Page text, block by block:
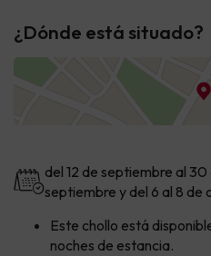
¿Dónde está situado?
del 12 de septiembre al
septiembre y del 6 al 8 de
Este chollo está
noches de estancia.